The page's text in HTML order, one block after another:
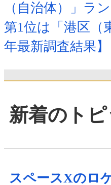
（自治体）」ラ
第1位は「港区（
年最新調査結果】
新着のト
スペースXのロ